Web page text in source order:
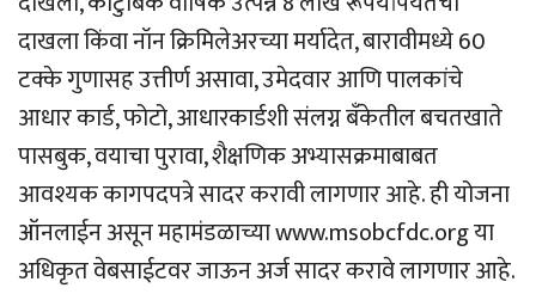
दाखला किंवा नॉन क्रिमिलेअरच्या मर्यादेत, बारावीमध्ये 60
टक्के गुणासह उत्तीर्ण असावा, उमेदवार आणि पालकांचे
आधार कार्ड, फोटो, आधारकार्डशी संलग्न बँकेतील बचतखाते
पासबुक, वयाचा पुरावा, शैक्षणिक अभ्यासक्रमाबाबत
आवश्यक कागपदपत्रे सादर करावी लागणार आहे. ही योजना
ऑनलाईन असून महामंडळाच्या www.msobcfdc.org या
अधिकृत वेबसाईटवर जाऊन अर्ज सादर करावे लागणार आहे.